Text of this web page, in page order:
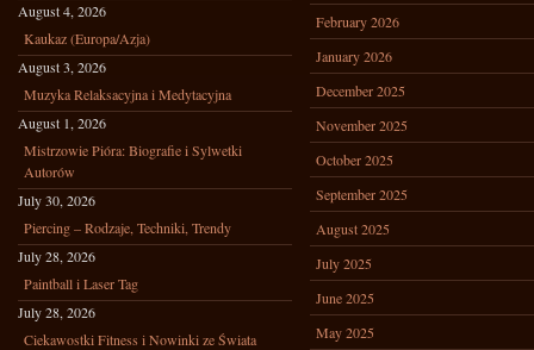
August 4, 2026
Kaukaz (Europa/Azja)
August 3, 2026
Muzyka Relaksacyjna i Medytacyjna
August 1, 2026
Mistrzowie Pióra: Biografie i Sylwetki
Autorów
July 30, 2026
Piercing – Rodzaje, Techniki, Trendy
July 28, 2026
Paintball i Laser Tag
July 28, 2026
Ciekawostki Fitness i Nowinki ze Świata
February 2026
January 2026
December 2025
November 2025
October 2025
September 2025
August 2025
July 2025
June 2025
May 2025